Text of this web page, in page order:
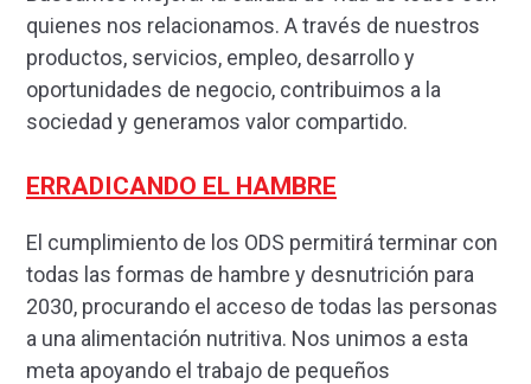
quienes nos relacionamos. A través de nuestros
productos, servicios, empleo, desarrollo y
oportunidades de negocio, contribuimos a la
sociedad y generamos valor compartido.
ERRADICANDO EL HAMBRE
El cumplimiento de los ODS permitirá terminar con
todas las formas de hambre y desnutrición para
2030, procurando el acceso de todas las personas
a una alimentación nutritiva. Nos unimos a esta
meta apoyando el trabajo de pequeños